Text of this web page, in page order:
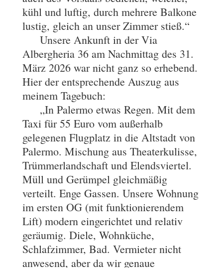
kühl und luftig, durch mehrere Balkone
lustig, gleich an unser Zimmer stieß.“
Unsere Ankunft in der Via
Albergheria 36 am Nachmittag des 31.
März 2026 war nicht ganz so erhebend.
Hier der entsprechende Auszug aus
meinem Tagebuch:
„In Palermo etwas Regen. Mit dem
Taxi für 55 Euro vom außerhalb
gelegenen Flugplatz in die Altstadt von
Palermo. Mischung aus Theaterkulisse,
Trümmerlandschaft und Elendsviertel.
Müll und Gerümpel gleichmäßig
verteilt. Enge Gassen. Unsere Wohnung
im ersten OG (mit funktionierendem
Lift) modern eingerichtet und relativ
geräumig. Diele, Wohnküche,
Schlafzimmer, Bad. Vermieter nicht
anwesend, aber da wir genaue